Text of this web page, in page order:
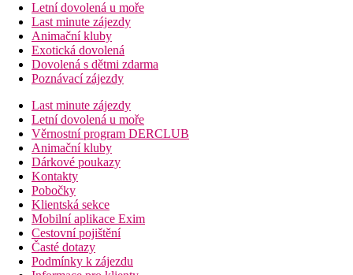
Letní dovolená u moře
Last minute zájezdy
Animační kluby
Exotická dovolená
Dovolená s dětmi zdarma
Poznávací zájezdy
Last minute zájezdy
Letní dovolená u moře
Věrnostní program DERCLUB
Animační kluby
Dárkové poukazy
Kontakty
Pobočky
Klientská sekce
Mobilní aplikace Exim
Cestovní pojištění
Časté dotazy
Podmínky k zájezdu